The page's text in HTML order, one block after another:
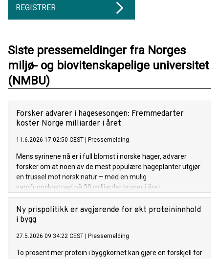
REGISTRER
Siste pressemeldinger fra Norges
miljø- og biovitenskapelige universitet
(NMBU)
Forsker advarer i hagesesongen: Fremmedarter
koster Norge milliarder i året
11.6.2026 17:02:50 CEST Pressemelding
Mens syrinene nå er i full blomst i norske hager, advarer
forsker om at noen av de mest populære hageplanter utgjør
en trussel mot norsk natur – med en mulig
samfunnskostnad på 30 milliarder kroner i året.
Ny prispolitikk er avgjørende for økt proteininnhold
i bygg
27.5.2026 09:34:22 CEST Pressemelding
To prosent mer protein i byggkornet kan gjøre en forskjell for